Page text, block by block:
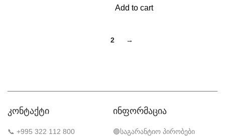
Add to cart
2 →
კონტაქტი
📞 +995 322 112 800
ინფორმაცია
🟣საგარანტიო პირობები